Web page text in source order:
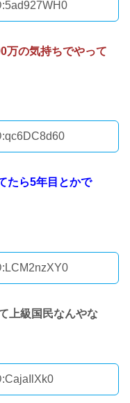
万の気持ちでやって
たら5年目とかで
上級国民なんやな